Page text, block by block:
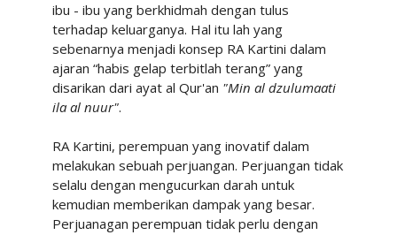
ibu - ibu yang berkhidmah dengan tulus
terhadap keluarganya. Hal itu lah yang
sebenarnya menjadi konsep RA Kartini dalam
ajaran “habis gelap terbitlah terang” yang
disarikan dari ayat al Qur'an "Min al dzulumaati
ila al nuur".
RA Kartini, perempuan yang inovatif dalam
melakukan sebuah perjuangan. Perjuangan tidak
selalu dengan mengucurkan darah untuk
kemudian memberikan dampak yang besar.
Perjuanagan perempuan tidak perlu dengan